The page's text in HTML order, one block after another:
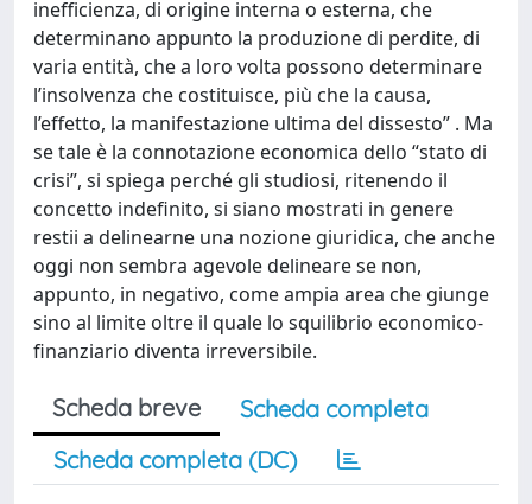
inefficienza, di origine interna o esterna, che
determinano appunto la produzione di perdite, di
varia entità, che a loro volta possono determinare
l’insolvenza che costituisce, più che la causa,
l’effetto, la manifestazione ultima del dissesto” . Ma
se tale è la connotazione economica dello “stato di
crisi”, si spiega perché gli studiosi, ritenendo il
concetto indefinito, si siano mostrati in genere
restii a delinearne una nozione giuridica, che anche
oggi non sembra agevole delineare se non,
appunto, in negativo, come ampia area che giunge
sino al limite oltre il quale lo squilibrio economico-
finanziario diventa irreversibile.
Scheda breve
Scheda completa
Scheda completa (DC)